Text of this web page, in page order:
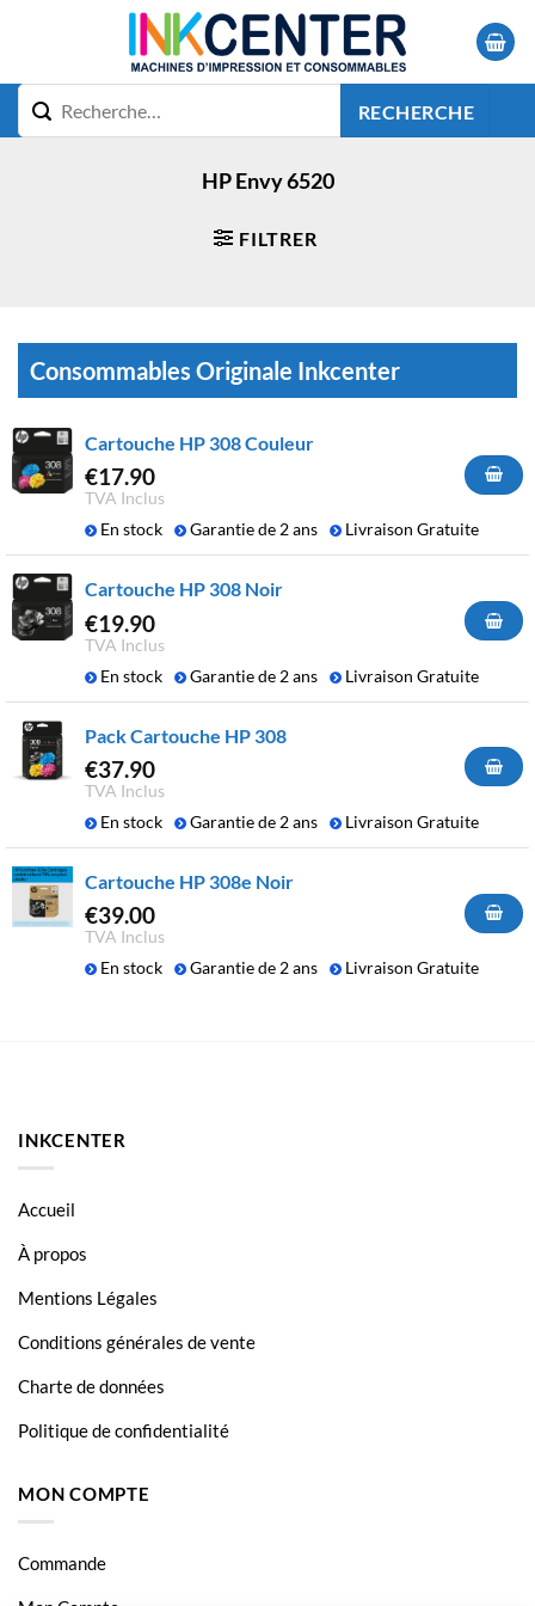
RECHERCHE
HP Envy 6520
FILTRER
Consommables Originale Inkcenter
Cartouche HP 308 Couleur
€17.90
TVA Inclus
En stock
Garantie de 2 ans Livraison Gratuite
Cartouche HP 308 Noir
€19.90
TVA Inclus
En stock
Garantie de 2 ans Livraison Gratuite
Pack Cartouche HP 308
€37.90
TVA Inclus
En stock
Garantie de 2 ans Livraison Gratuite
Cartouche HP 308e Noir
€39.00
TVA Inclus
En stock
Garantie de 2 ans Livraison Gratuite
INKCENTER
Accueil
À propos
Mentions Légales
Conditions générales de vente
Charte de données
Politique de confidentialité
MON COMPTE
Commande